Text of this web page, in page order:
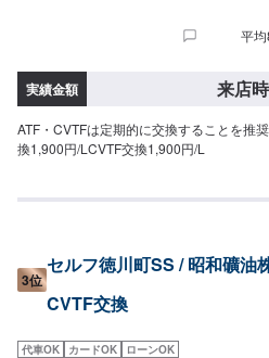
平
実績金額 来店
ATF・CVTFは定期的に交換することを推
換1,900円/LCVTF交換1,900円/L
3位
セルフ徳川町SS / 昭和礦油
CVTF交換
代車OK カードOK ローンOK